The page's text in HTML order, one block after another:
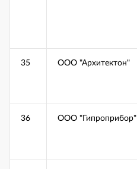
35 ООО "Архитектон"
36 ООО "Гипроприбор"